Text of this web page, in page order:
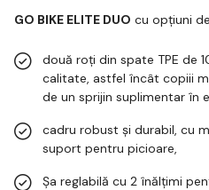
GO BIKE ELITE DUO cu opțiuni
două roți din spate TPE de
calitate, astfel încât copiii
de un sprijin suplimentar în
cadru robust și durabil, cu
suport pentru picioare,
Șa reglabilă cu 2 înălțimi